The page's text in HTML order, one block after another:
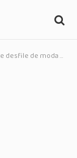
no Dia Internacional da Mulher